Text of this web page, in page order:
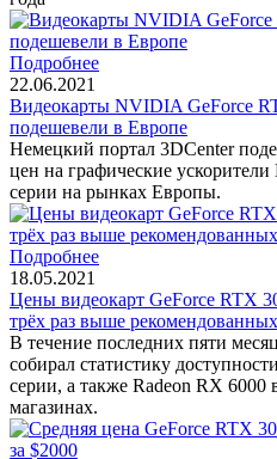
Подробнее
22.06.2021
Видеокарты NVIDIA GeForce
подешевели в Европе
Немецкий портал 3DCenter
цен на графические
серии на рынках Европы.
Подробнее
18.05.2021
Цены видеокарт GeForce RTX
трёх раз выше рекомендованных
В течение последних пяти
собирал статистику
серии, а также Radeon RX
магазинах.